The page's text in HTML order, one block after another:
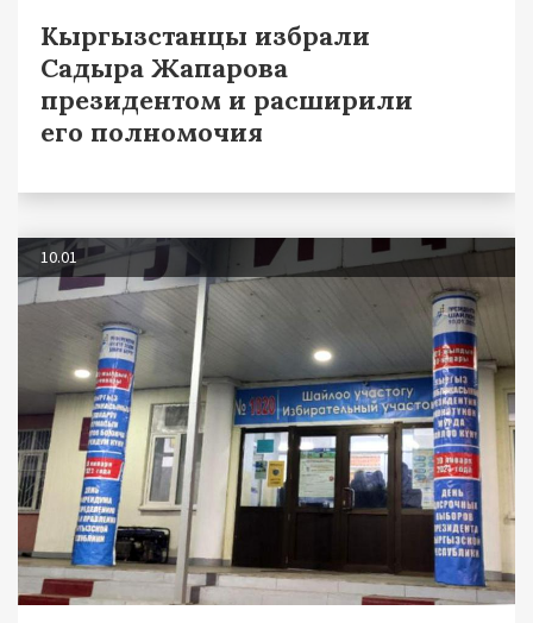
Кыргызстанцы избрали
Садыра Жапарова
президентом и расширили
его полномочия
10.01